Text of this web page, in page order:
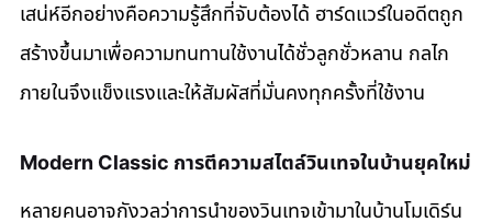
เสน่ห์อีกอย่างคือความรู้สึกที่จับต้องได้ ฮาร์ดแวร์ในอดีตถูก
สร้างขึ้นมาเพื่อความทนทานใช้งานได้ชั่วลูกชั่วหลาน กลไก
ภายในจึงแข็งแรงและให้สัมผัสที่มั่นคงทุกครั้งที่ใช้งาน
Modern Classic การตีความสไตล์วินเทจในบ้านยุคใหม่
หลายคนอาจกังวลว่าการนำของวินเทจเข้ามาในบ้านโมเดิร์น